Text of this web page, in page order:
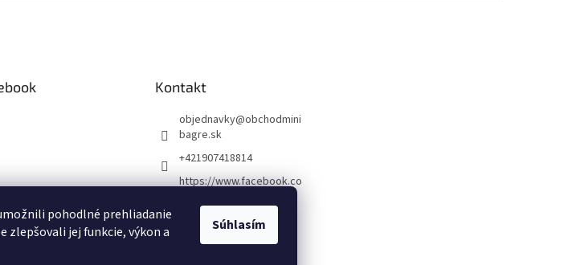
pohodlné prehliadanie
zlepšovali jej funkcie, výkon a
Súhlasím
Kontakt
objednavky@obchodmini
bagre.sk
+421907418814
https://www.facebook.co